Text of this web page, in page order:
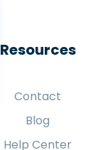
Resources
Contact
Blog
Help Center